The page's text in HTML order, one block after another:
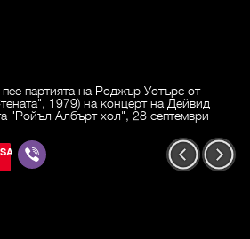
партията на Роджър Уотърс от
1979) на концерт на Дейвид
"Ройъл Албърт хол", 28 септември
SAVE